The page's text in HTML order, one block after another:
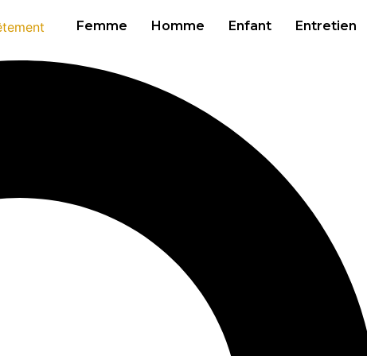
Femme Homme Enfant Entretien